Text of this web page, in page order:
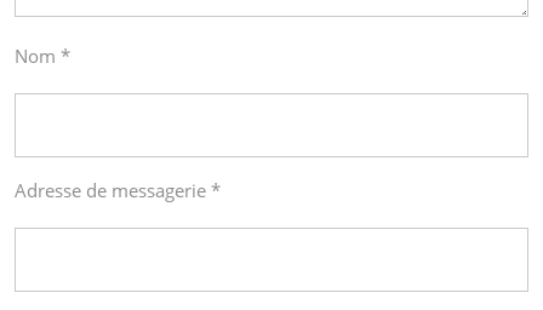
Nom *
Adresse de messagerie *